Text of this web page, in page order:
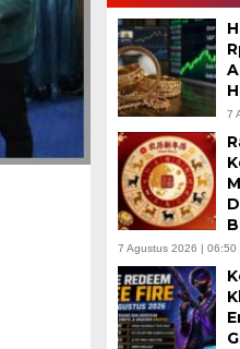
7
7 Agustus 2026 | 06:50